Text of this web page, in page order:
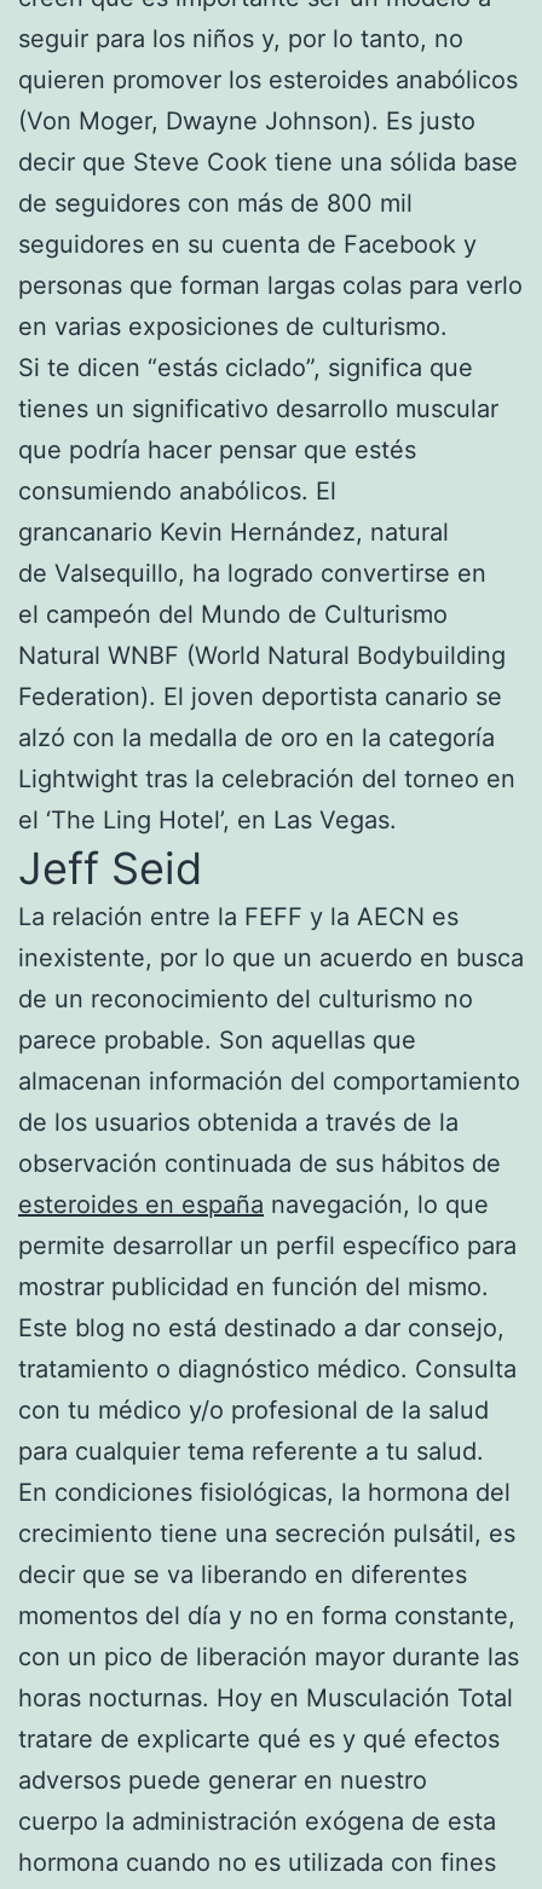
seguir para los niños y, por lo tanto, no
quieren promover los esteroides anabólicos
(Von Moger, Dwayne Johnson). Es justo
decir que Steve Cook tiene una sólida base
de seguidores con más de 800 mil
seguidores en su cuenta de Facebook y
personas que forman largas colas para verlo
en varias exposiciones de culturismo.
Si te dicen “estás ciclado”, significa que
tienes un significativo desarrollo muscular
que podría hacer pensar que estés
consumiendo anabólicos. El
grancanario Kevin Hernández, natural
de Valsequillo, ha logrado convertirse en
el campeón del Mundo de Culturismo
Natural WNBF (World Natural Bodybuilding
Federation). El joven deportista canario se
alzó con la medalla de oro en la categoría
Lightwight tras la celebración del torneo en
el ‘The Ling Hotel’, en Las Vegas.
Jeff Seid
La relación entre la FEFF y la AECN es
inexistente, por lo que un acuerdo en busca
de un reconocimiento del culturismo no
parece probable. Son aquellas que
almacenan información del comportamiento
de los usuarios obtenida a través de la
observación continuada de sus hábitos de
esteroides en españa navegación, lo que
permite desarrollar un perfil específico para
mostrar publicidad en función del mismo.
Este blog no está destinado a dar consejo,
tratamiento o diagnóstico médico. Consulta
con tu médico y/o profesional de la salud
para cualquier tema referente a tu salud.
En condiciones fisiológicas, la hormona del
crecimiento tiene una secreción pulsátil, es
decir que se va liberando en diferentes
momentos del día y no en forma constante,
con un pico de liberación mayor durante las
horas nocturnas. Hoy en Musculación Total
tratare de explicarte qué es y qué efectos
adversos puede generar en nuestro
cuerpo la administración exógena de esta
hormona cuando no es utilizada con fines